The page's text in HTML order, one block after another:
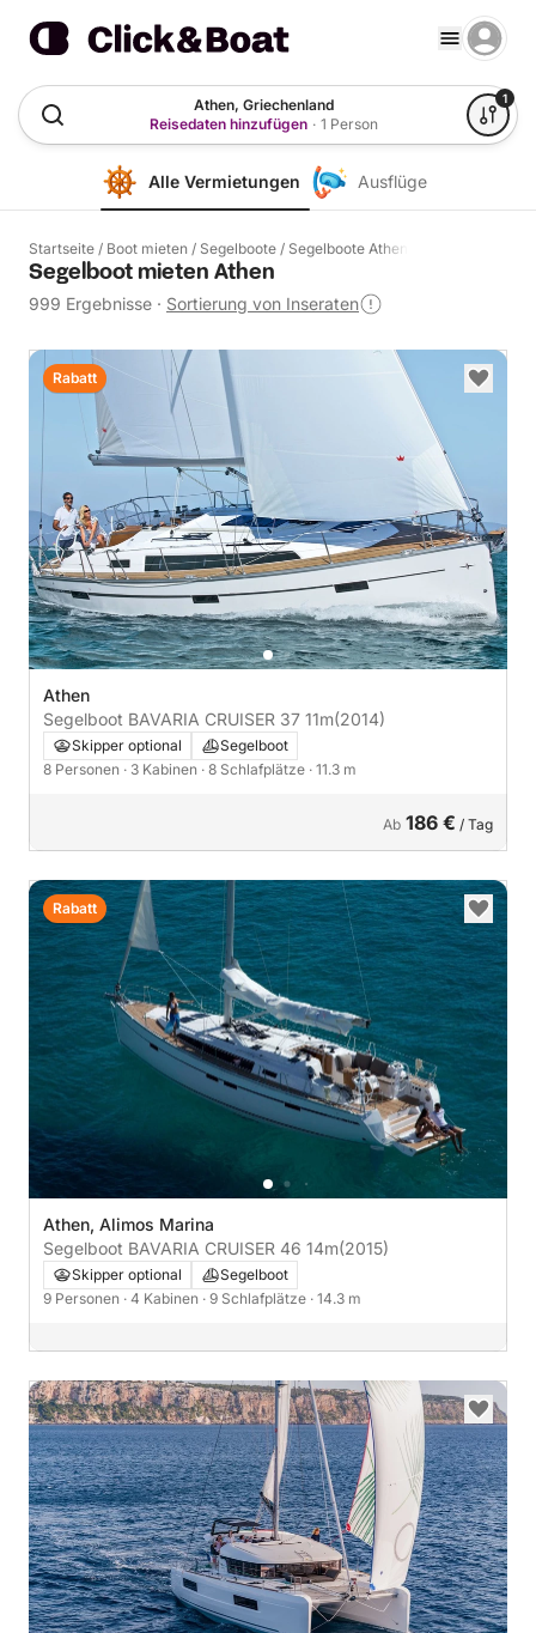
Athen, Griechenland
Reisedaten hinzufügen · 1 Person
1
Alle Vermietungen Ausflüge
Startseite / Boot mieten / Segelboote / Segelboote Athen
Segelboot mieten Athen
999 Ergebnisse · Sortierung von Inseraten
Athen
Segelboot BAVARIA CRUISER 37 11m(2014)
Skipper optional
Segelboot
8 Personen · 3 Kabinen · 8 Schlafplätze · 11.3 m
Ab 186 € / Tag
Rabatt
Athen, Alimos Marina
Segelboot BAVARIA CRUISER 46 14m(2015)
Skipper optional
Segelboot
9 Personen · 4 Kabinen · 9 Schlafplätze · 14.3 m
Rabatt